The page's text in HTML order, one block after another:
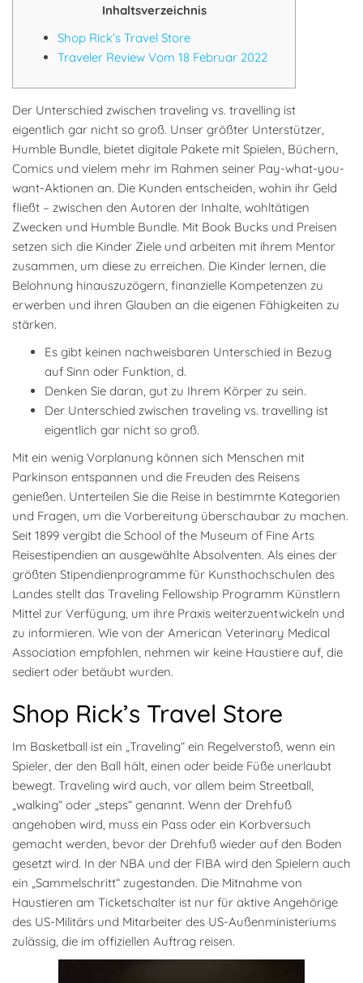
Inhaltsverzeichnis
Shop Rick’s Travel Store
Traveler Review Vom 18 Februar 2022
Der Unterschied zwischen traveling vs. travelling ist
eigentlich gar nicht so groß. Unser größter Unterstützer,
Humble Bundle, bietet digitale Pakete mit Spielen, Büchern,
Comics und vielem mehr im Rahmen seiner Pay-what-you-
want-Aktionen an. Die Kunden entscheiden, wohin ihr Geld
fließt – zwischen den Autoren der Inhalte, wohltätigen
Zwecken und Humble Bundle. Mit Book Bucks und Preisen
setzen sich die Kinder Ziele und arbeiten mit ihrem Mentor
zusammen, um diese zu erreichen. Die Kinder lernen, die
Belohnung hinauszuzögern, finanzielle Kompetenzen zu
erwerben und ihren Glauben an die eigenen Fähigkeiten zu
stärken.
Es gibt keinen nachweisbaren Unterschied in Bezug
auf Sinn oder Funktion, d.
Denken Sie daran, gut zu Ihrem Körper zu sein.
Der Unterschied zwischen traveling vs. travelling ist
eigentlich gar nicht so groß.
Mit ein wenig Vorplanung können sich Menschen mit
Parkinson entspannen und die Freuden des Reisens
genießen. Unterteilen Sie die Reise in bestimmte Kategorien
und Fragen, um die Vorbereitung überschaubar zu machen.
Seit 1899 vergibt die School of the Museum of Fine Arts
Reisestipendien an ausgewählte Absolventen. Als eines der
größten Stipendienprogramme für Kunsthochschulen des
Landes stellt das Traveling Fellowship Programm Künstlern
Mittel zur Verfügung, um ihre Praxis weiterzuentwickeln und
zu informieren. Wie von der American Veterinary Medical
Association empfohlen, nehmen wir keine Haustiere auf, die
sediert oder betäubt wurden.
Shop Rick’s Travel Store
Im Basketball ist ein „Traveling“ ein Regelverstoß, wenn ein
Spieler, der den Ball hält, einen oder beide Füße unerlaubt
bewegt. Traveling wird auch, vor allem beim Streetball,
„walking“ oder „steps“ genannt. Wenn der Drehfuß
angehoben wird, muss ein Pass oder ein Korbversuch
gemacht werden, bevor der Drehfuß wieder auf den Boden
gesetzt wird. In der NBA und der FIBA wird den Spielern auch
ein „Sammelschritt“ zugestanden. Die Mitnahme von
Haustieren am Ticketschalter ist nur für aktive Angehörige
des US-Militärs und Mitarbeiter des US-Außenministeriums
zulässig, die im offiziellen Auftrag reisen.